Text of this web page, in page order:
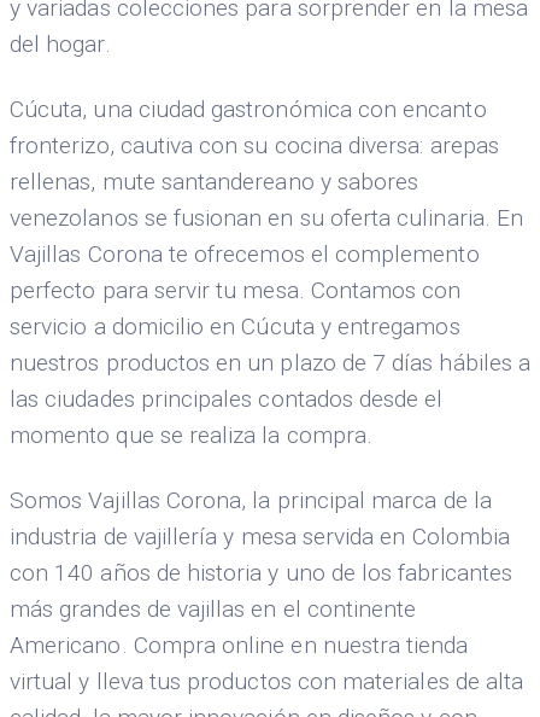
y variadas colecciones para sorprender en la mesa
del hogar.
Cúcuta, una ciudad gastronómica con encanto
fronterizo, cautiva con su cocina diversa: arepas
rellenas, mute santandereano y sabores
venezolanos se fusionan en su oferta culinaria. En
Vajillas Corona te ofrecemos el complemento
perfecto para servir tu mesa. Contamos con
servicio a domicilio en Cúcuta y entregamos
nuestros productos en un plazo de 7 días hábiles a
las ciudades principales contados desde el
momento que se realiza la compra.
Somos Vajillas Corona, la principal marca de la
industria de vajillería y mesa servida en Colombia
con 140 años de historia y uno de los fabricantes
más grandes de vajillas en el continente
Americano. Compra online en nuestra tienda
virtual y lleva tus productos con materiales de alta